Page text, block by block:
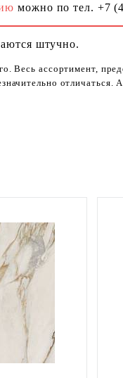
можно по тел. +7
штучно.
Весь ассортимент,